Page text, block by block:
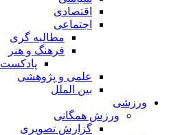
اقتصادی
اجتماعی
مطالبه گری
فرهنگ و هنر
پادکست
علمی و پژوهشی
بین الملل
ورزشی
ورزش همگانی
گزارش تصویری